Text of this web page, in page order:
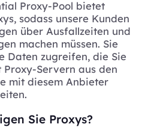
Proxy-Pool bietet
sodass unsere Kunden
über Ausfallzeiten und
machen müssen. Sie
Daten zugreifen, die Sie
Servern aus den
mit diesem Anbieter
Sie Proxys?